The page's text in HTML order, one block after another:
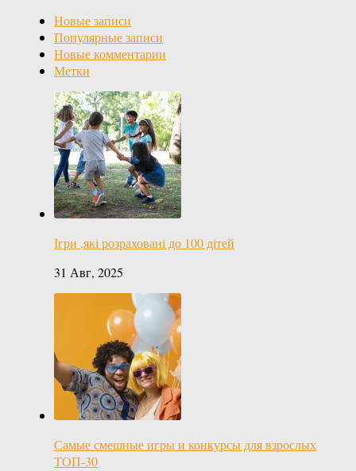
Новые записи
Популярные записи
Новые комментарии
Метки
Ігри ,які розраховані до 100 дітей
31 Авг, 2025
Самые смешные игры и конкурсы для взрослых
ТОП-30